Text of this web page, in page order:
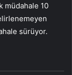
müdahale 10
sürüyor.